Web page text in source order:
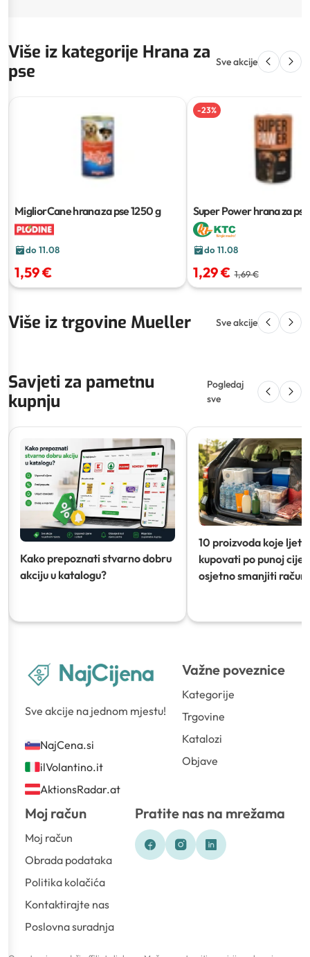
Više iz kategorije Hrana za
pse
Sve akcije
MigliorCane hrana za pse1250 g
do 11.08
1,59 €
-23%
Super Power hrana za pse
do 11.08
1,29 € 1,69 €
Više iz trgovine Mueller Sve akcije
Savjeti za pametnu
kupnju
Pogledaj
sve
Kako prepoznati stvarno dobru
akciju u katalogu?
10 proizvoda koje ljeti
kupovati po punoj
osjetno smanjiti račun)
Sve akcije na jednom mjestu!
NajCena.si
ilVolantino.it
AktionsRadar.at
Važne poveznice
Kategorije
Trgovine
Katalozi
Objave
Moj račun
Moj račun
Obrada podataka
Politika kolačića
Kontaktirajte nas
Poslovna suradnja
Pratite nas na mrežama